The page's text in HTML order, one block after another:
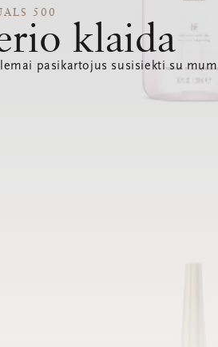
500
klaida
pasikartojus susisiekti su